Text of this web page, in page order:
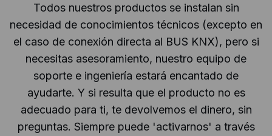
Todos nuestros productos se instalan sin
necesidad de conocimientos técnicos (excepto en
el caso de conexión directa al BUS KNX), pero si
necesitas asesoramiento, nuestro equipo de
soporte e ingeniería estará encantado de
ayudarte. Y si resulta que el producto no es
adecuado para ti, te devolvemos el dinero, sin
preguntas. Siempre puede 'activarnos' a través